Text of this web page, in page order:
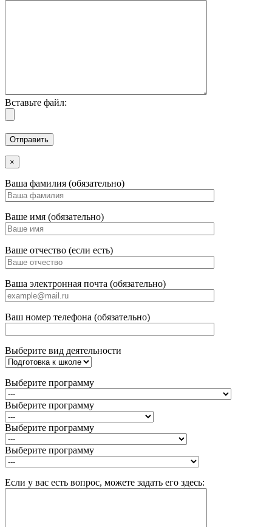
Вставьте файл:
×
Ваша фамилия (обязательно)
Ваше имя (обязательно)
Ваше отчество (если есть)
Ваша электронная почта (обязательно)
Ваш номер телефона (обязательно)
Выберите вид деятельности
Выберите программу
Выберите программу
Выберите программу
Выберите программу
Если у вас есть вопрос, можете задать его здесь: